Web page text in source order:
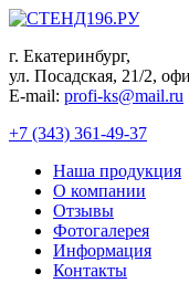
Перейти
контенту
г. Екатеринбург,
ул. Посадская, 21/2,
E-mail: profi-ks@mail.ru
+7 (343) 361-49-37
Наша продукция
О компании
Отзывы
Фотогалерея
Информация
Контакты